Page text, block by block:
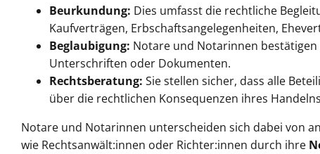
Beurkundung: Dies umfasst die rechtliche
Kaufverträgen, Erbschaftsangelegenheiten,
Beglaubigung: Notare und Notarinnen bestätigen
Unterschriften oder Dokumenten.
Rechtsberatung: Sie stellen sicher, dass alle
über die rechtlichen Konsequenzen ihres
Notare und Notarinnen unterscheiden sich dabei von
wie Rechtsanwält:innen oder Richter:innen durch ihre